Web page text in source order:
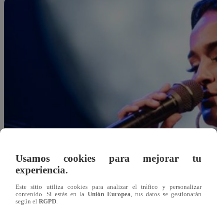
Usamos cookies para mejorar tu
experiencia.
Este sitio utiliza cookies para analizar el tráfico y personalizar
contenido. Si estás en la Unión Europea , tus datos se gestionarán
según el RGPD